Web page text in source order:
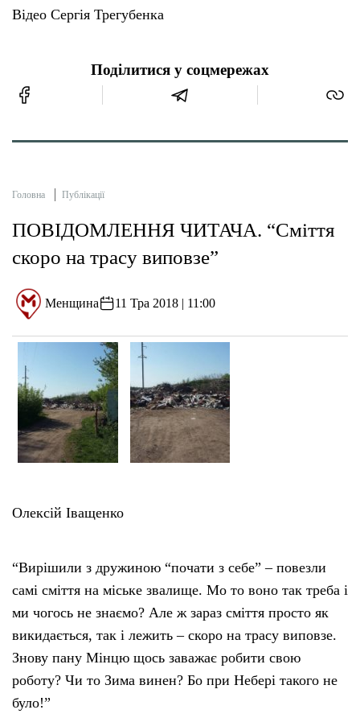
Відео Сергія Трегубенка
Поділитися у соцмережах
Головна Публікації
ПОВІДОМЛЕННЯ ЧИТАЧА. “Сміття
скоро на трасу виповзе”
Менщина 11 Тра 2018 | 11:00
Олексій Іващенко
“Вирішили з дружиною “почати з себе” – повезли
самі сміття на міське звалище. Мо то воно так треба і
ми чогось не знаємо? Але ж зараз сміття просто як
викидається, так і лежить – скоро на трасу виповзе.
Знову пану Мінцю щось заважає робити свою
роботу? Чи то Зима винен? Бо при Небері такого не
було!”